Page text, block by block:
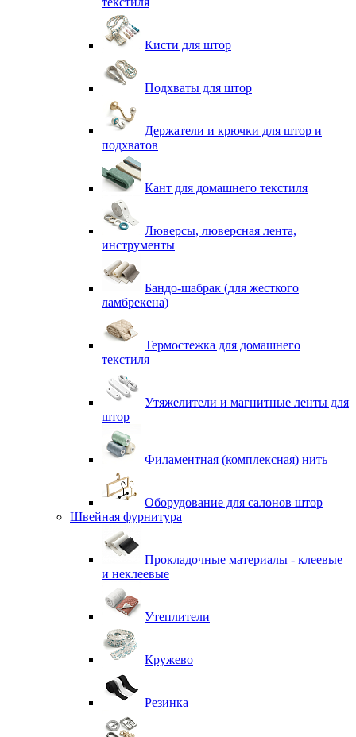
Кисти для штор
Подхваты для штор
Держатели и крючки для штор и
подхватов
Кант для домашнего текстиля
Люверсы, люверсная лента,
инструменты
Бандо-шабрак (для жесткого
ламбрекена)
Термостежка для домашнего
текстиля
Утяжелители и магнитные ленты для
штор
Филаментная (комплексная) нить
Оборудование для салонов штор
Швейная фурнитура
Прокладочные материалы - клеевые
и неклеевые
Утеплители
Кружево
Резинка